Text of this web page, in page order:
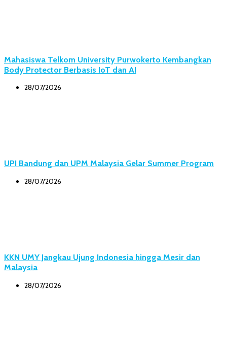
Mahasiswa Telkom University Purwokerto Kembangkan
Body Protector Berbasis IoT dan AI
28/07/2026
UPI Bandung dan UPM Malaysia Gelar Summer Program
28/07/2026
KKN UMY Jangkau Ujung Indonesia hingga Mesir dan
Malaysia
28/07/2026